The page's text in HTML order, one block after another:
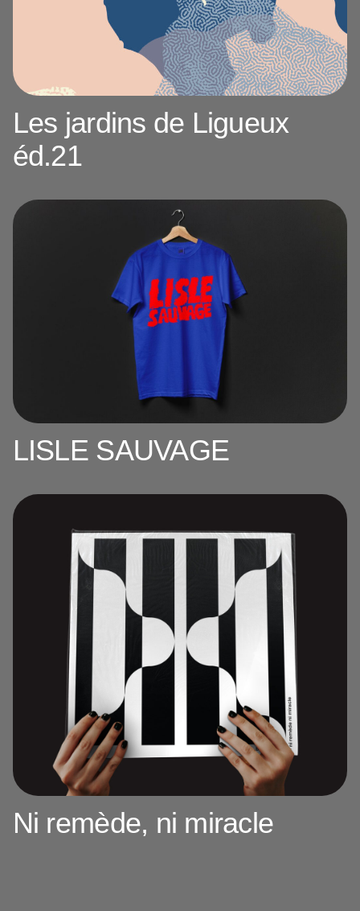
Les jardins de Ligueux
éd.21
LISLE SAUVAGE
Ni remède, ni miracle